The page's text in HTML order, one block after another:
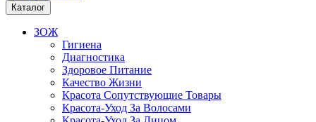
Каталог
ЗОЖ
Гигиена
Диагностика
Здоровое Питание
Качество Жизни
Красота Сопутствующие Товары
Красота-Уход За Волосами